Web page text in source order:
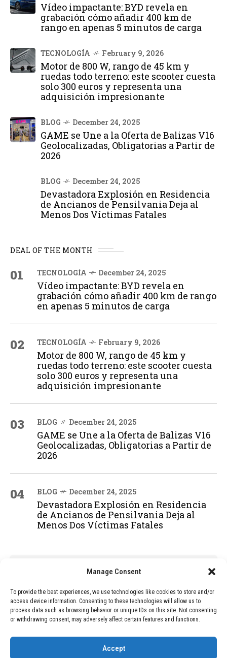
Manage Consent
To provide the best experiences, we use technologies like cookies to store and/or
access device information. Consenting to these technologies will allow us to
process data such as browsing behavior or unique IDs on this site. Not consenting
or withdrawing consent, may adversely affect certain features and functions.
Accept
Vídeo impactante: BYD revela en
grabación cómo añadir 400 km de
rango en apenas 5 minutos de carga
TECNOLOGÍA February 9, 2026
Motor de 800 W, rango de 45 km y
ruedas todo terreno: este scooter cuesta
solo 300 euros y representa una
adquisición impresionante
BLOG December 24, 2025
GAME se Une a la Oferta de Balizas V16
Geolocalizadas, Obligatorias a Partir de
2026
BLOG December 24, 2025
Devastadora Explosión en Residencia
de Ancianos de Pensilvania Deja al
Menos Dos Víctimas Fatales
DEAL OF THE MONTH
01 TECNOLOGÍA December 24, 2025
Vídeo impactante: BYD revela en
grabación cómo añadir 400 km de rango
en apenas 5 minutos de carga
02 TECNOLOGÍA February 9, 2026
Motor de 800 W, rango de 45 km y
ruedas todo terreno: este scooter cuesta
solo 300 euros y representa una
adquisición impresionante
03 BLOG December 24, 2025
GAME se Une a la Oferta de Balizas V16
Geolocalizadas, Obligatorias a Partir de
2026
04 BLOG December 24, 2025
Devastadora Explosión en Residencia
de Ancianos de Pensilvania Deja al
Menos Dos Víctimas Fatales